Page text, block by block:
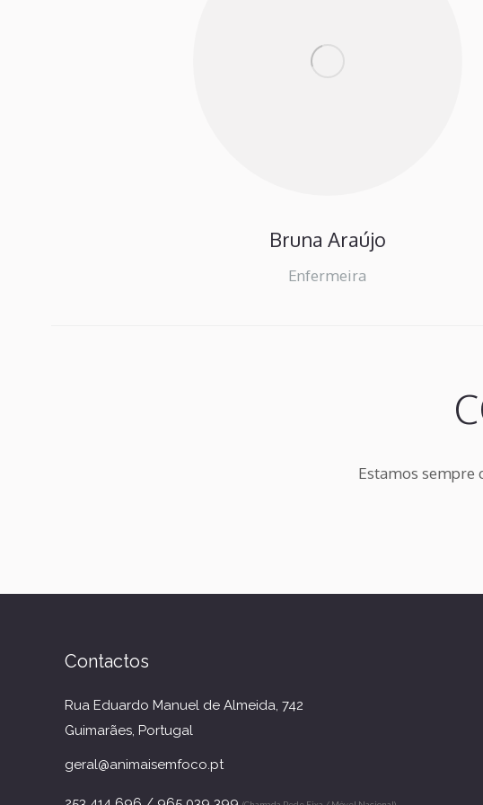
Bruna Araújo
Enfermeira
Estamos sempre
Contactos
Rua Eduardo Manuel de Almeida, 742
Guimarães, Portugal
geral@animaisemfoco.pt